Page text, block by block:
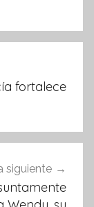
fortalece
siguiente